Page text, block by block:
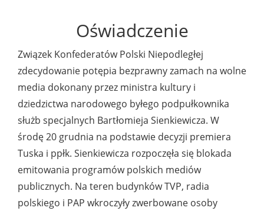
Oświadczenie
Związek Konfederatów Polski Niepodległej
zdecydowanie potępia bezprawny zamach na wolne
media dokonany przez ministra kultury i
dziedzictwa narodowego byłego podpułkownika
służb specjalnych Bartłomieja Sienkiewicza. W
środę 20 grudnia na podstawie decyzji premiera
Tuska i ppłk. Sienkiewicza rozpoczęła się blokada
emitowania programów polskich mediów
publicznych. Na teren budynków TVP, radia
polskiego i PAP wkroczyły zwerbowane osoby